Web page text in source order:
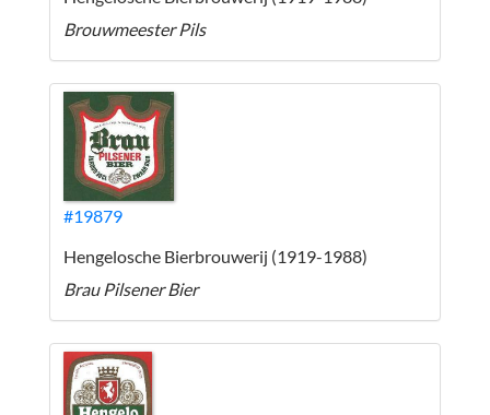
Brouwmeester Pils
#19879
Hengelosche Bierbrouwerij (1919-1988)
Brau Pilsener Bier